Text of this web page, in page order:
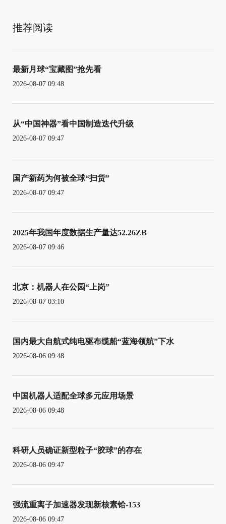
推荐阅读
最新月球“宝藏图”抢先看
2026-08-07 09:48
从“中国神器”看中国制造迭代升级
2026-08-07 09:47
国产新药为何被全球“扫货”
2026-08-07 09:47
2025年我国年度数据生产量达52.26ZB
2026-08-07 09:46
北京：机器人在公园“上岗”
2026-08-07 03:10
国内最大自航式纯电驱布缆船“蓝海领航”下水
2026-08-06 09:48
中国机器人适配全球多元应用场景
2026-08-06 09:48
科研人员确证新型粒子“胶球”的存在
2026-08-06 09:47
强流重离子加速器发现新核素铪-153
2026-08-06 09:47